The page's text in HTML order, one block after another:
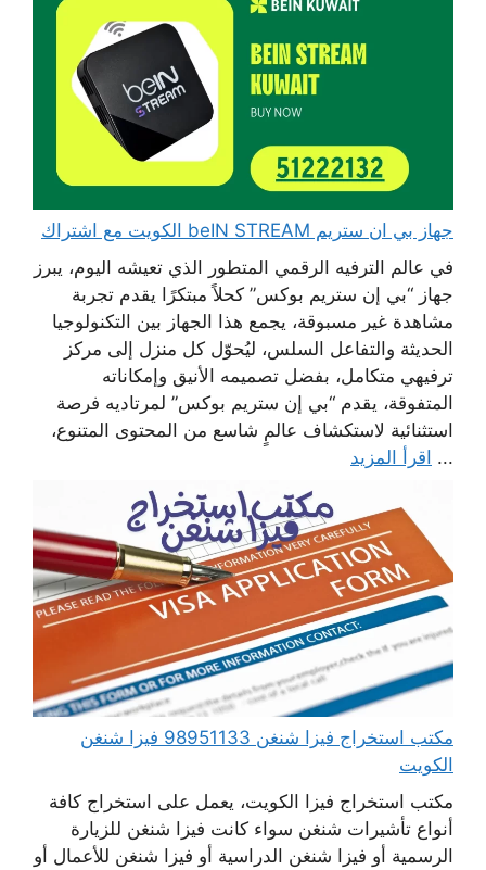
جهاز بي ان ستريم beIN STREAM الكويت مع اشتراك
في عالم الترفيه الرقمي المتطور الذي تعيشه اليوم، يبرز
جهاز “بي إن ستريم بوكس” كحلاً مبتكرًا يقدم تجربة
مشاهدة غير مسبوقة، يجمع هذا الجهاز بين التكنولوجيا
الحديثة والتفاعل السلس، ليُحوّل كل منزل إلى مركز
ترفيهي متكامل، بفضل تصميمه الأنيق وإمكاناته
المتفوقة، يقدم “بي إن ستريم بوكس” لمرتاديه فرصة
استثنائية لاستكشاف عالمٍ شاسع من المحتوى المتنوع،
... اقرأ المزيد
مكتب استخراج فيزا شنغن 98951133 فيزا شنغن
الكويت
مكتب استخراج فيزا الكويت، يعمل على استخراج كافة
أنواع تأشيرات شنغن سواء كانت فيزا شنغن للزيارة
الرسمية أو فيزا شنغن الدراسية أو فيزا شنغن للأعمال أو